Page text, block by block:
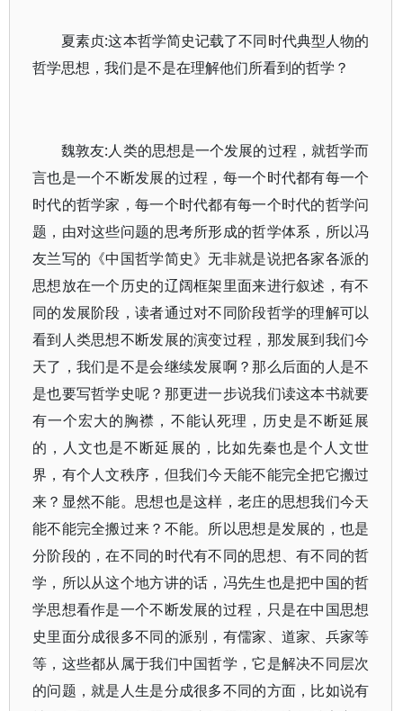
夏素贞:这本哲学简史记载了不同时代典型人物的
哲学思想，我们是不是在理解他们所看到的哲学？
魏敦友:人类的思想是一个发展的过程，就哲学而
言也是一个不断发展的过程，每一个时代都有每一个
时代的哲学家，每一个时代都有每一个时代的哲学问
题，由对这些问题的思考所形成的哲学体系，所以冯
友兰写的《中国哲学简史》无非就是说把各家各派的
思想放在一个历史的辽阔框架里面来进行叙述，有不
同的发展阶段，读者通过对不同阶段哲学的理解可以
看到人类思想不断发展的演变过程，那发展到我们今
天了，我们是不是会继续发展啊？那么后面的人是不
是也要写哲学史呢？那更进一步说我们读这本书就要
有一个宏大的胸襟，不能认死理，历史是不断延展
的，人文也是不断延展的，比如先秦也是个人文世
界，有个人文秩序，但我们今天能不能完全把它搬过
来？显然不能。思想也是这样，老庄的思想我们今天
能不能完全搬过来？不能。所以思想是发展的，也是
分阶段的，在不同的时代有不同的思想、有不同的哲
学，所以从这个地方讲的话，冯先生也是把中国的哲
学思想看作是一个不断发展的过程，只是在中国思想
史里面分成很多不同的派别，有儒家、道家、兵家等
等，这些都从属于我们中国哲学，它是解决不同层次
的问题，就是人生是分成很多不同的方面，比如说有